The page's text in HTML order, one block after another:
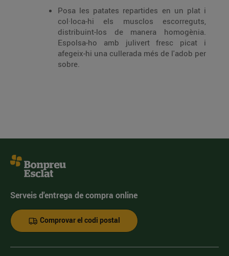
Posa les patates repartides en un plat i
col·loca-hi els musclos escorreguts,
distribuint-los de manera homogènia.
Espolsa-ho amb julivert fresc picat i
afegeix-hi una cullerada més de l'adob per
sobre.
Serveis d'entrega de compra online
Comprovar el codi postal